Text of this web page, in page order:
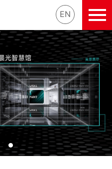
EN